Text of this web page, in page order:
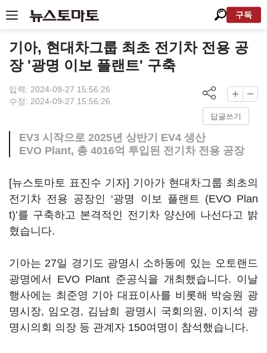
구독
기아, 현대차그룹 최초 전기차 전용 공
장 '광명 이보 플랜트' 구축
입력: 2024-09-27 15:56:26
수정: 2024-09-27 15:56:26
답글쓰기
EV3 시작으로 2025년 상반기 EV4 생산
EVO Plant, 총 4016억 투입된 전기차 전용 공장
[뉴스토마토 표진수 기자] 기아가 현대차그룹 최초의
전기차 전용 공장인 ‘광명 이보 플랜트 (EVO Plan
t)’를 구축하고 본격적인 전기차 양산에 나선다고 밝
혔습니다.
기아는 27일 경기도 광명시 소하동에 있는 오토랜드
광명에서 EVO Plant 준공식을 개최했습니다. 이날
행사에는 최준영 기아 대표이사를 비롯해 박승원 광
명시장, 임오경, 김남희 광명시 국회의원, 이지석 광
명시의회 의장 등 관계자 150여명이 참석했습니다.